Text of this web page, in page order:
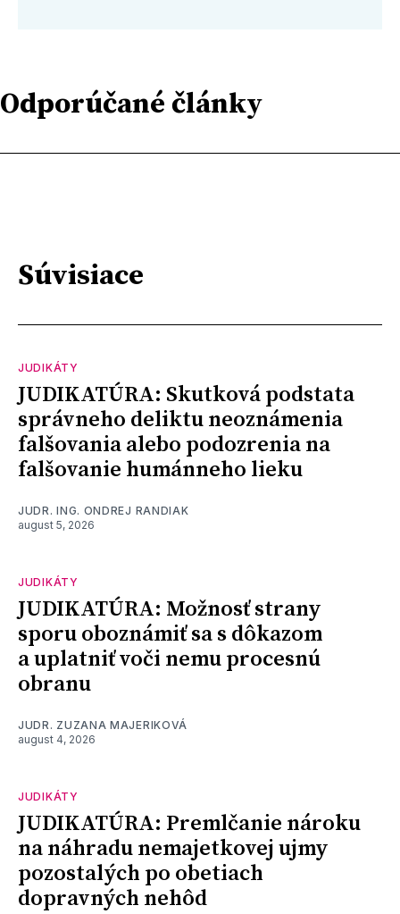
Odporúčané články
Súvisiace
JUDIKÁTY
JUDIKATÚRA: Skutková podstata
správneho deliktu neoznámenia
falšovania alebo podozrenia na
falšovanie humánneho lieku
JUDR. ING. ONDREJ RANDIAK
august 5, 2026
JUDIKÁTY
JUDIKATÚRA: Možnosť strany
sporu oboznámiť sa s dôkazom
a uplatniť voči nemu procesnú
obranu
JUDR. ZUZANA MAJERIKOVÁ
august 4, 2026
JUDIKÁTY
JUDIKATÚRA: Premlčanie nároku
na náhradu nemajetkovej ujmy
pozostalých po obetiach
dopravných nehôd